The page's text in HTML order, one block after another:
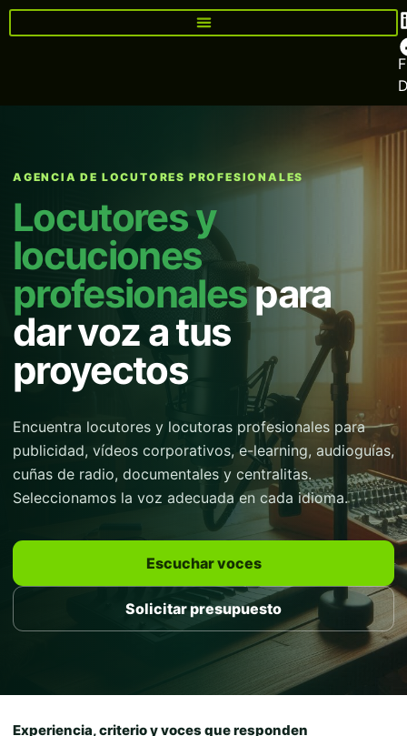
AGENCIA DE LOCUTORES PROFESIONALES
Locutores y
locuciones
profesionalespara
dar voz a tus
proyectos
Encuentra locutores y locutoras profesionales para
publicidad, vídeos corporativos, e-learning, audioguías,
cuñas de radio, documentales y centralitas.
Seleccionamos la voz adecuada en cada idioma.
Escuchar voces
Solicitar presupuesto
Experiencia, criterio y voces que responden